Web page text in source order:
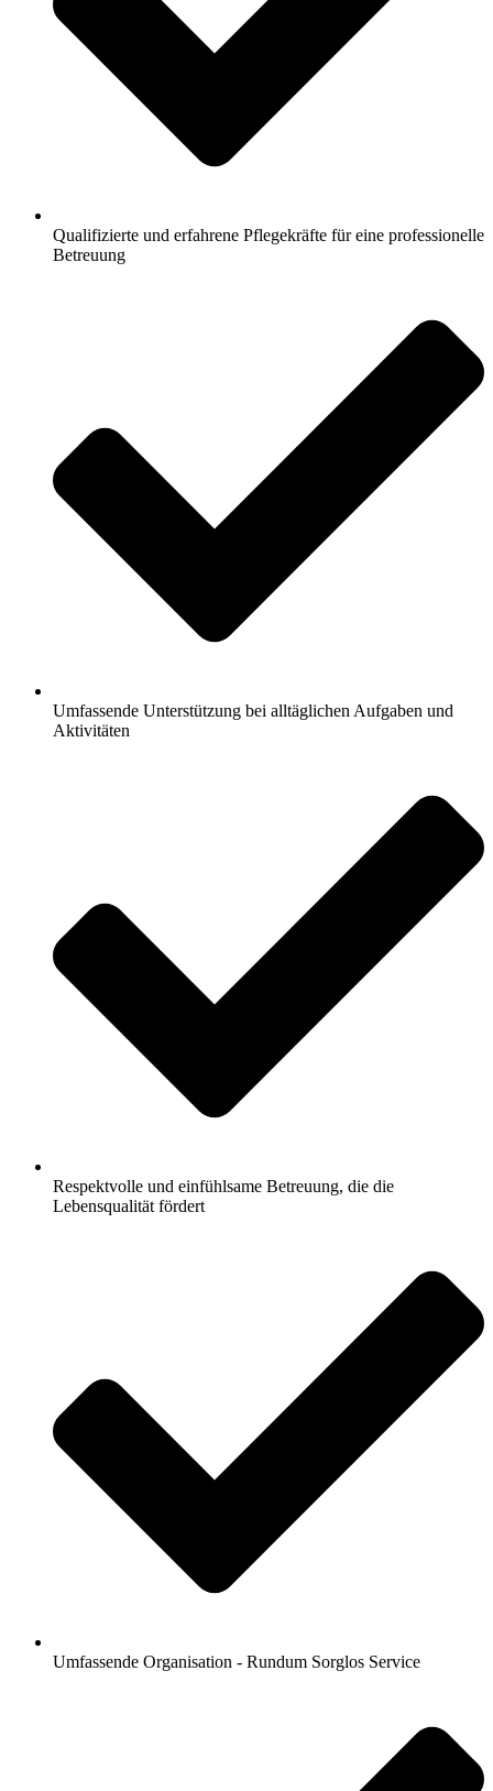
Qualifizierte und erfahrene Pflegekräfte für eine professionelle
Betreuung
Umfassende Unterstützung bei alltäglichen Aufgaben und
Aktivitäten
Respektvolle und einfühlsame Betreuung, die die
Lebensqualität fördert
Umfassende Organisation - Rundum Sorglos Service